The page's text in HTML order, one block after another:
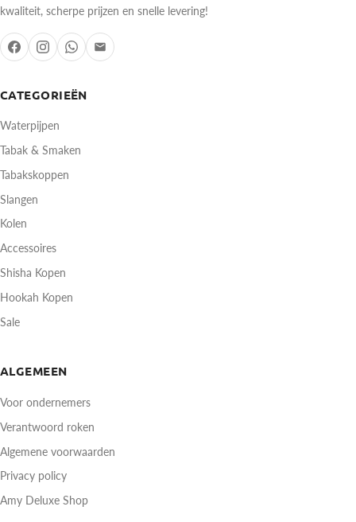
CATEGORIEËN
Waterpijpen
Tabak & Smaken
Tabakskoppen
Slangen
Kolen
Accessoires
Shisha Kopen
Hookah Kopen
Sale
ALGEMEEN
Voor ondernemers
Verantwoord roken
Algemene voorwaarden
Privacy policy
Amy Deluxe Shop
kwaliteit, scherpe prijzen en snelle levering!